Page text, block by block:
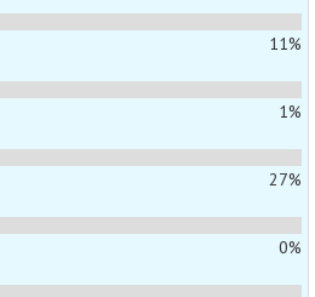
11%
1%
27%
0%